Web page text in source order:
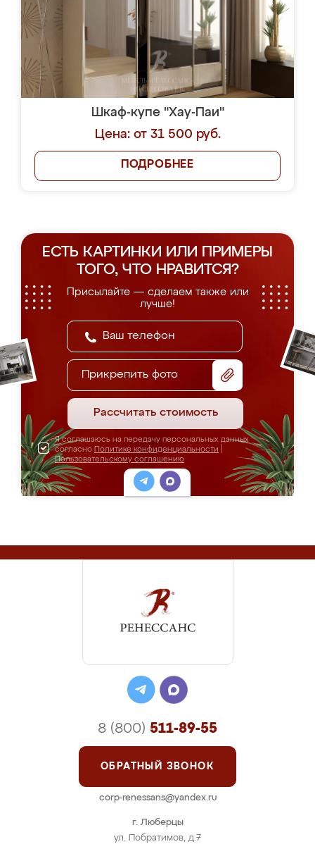
Шкаф-купе "Хау-Паи"
Цена: от 31 500 руб.
ПОДРОБНЕЕ
ЕСТЬ КАРТИНКИ ИЛИ ПРИМЕРЫ
ТОГО, ЧТО НРАВИТСЯ?
Присылайте — сделаем также или
лучше!
Прикрепить фото
Рассчитать стоимость
Я соглашаюсь на передачу персональных данных
согласно Политике конфиденциальности
Пользовательскому соглашению
г. Люберцы
ул. Побратимов, д.7
8 (800) 511-89-55
ОБРАТНЫЙ ЗВОНОК
corp-renessans@yandex.ru